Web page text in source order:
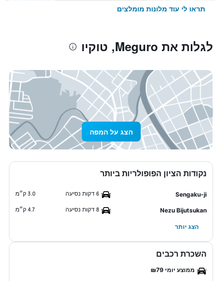
תראו לי עוד מלונות מומלצים
לגלות את Meguro, טוקיו
הצג על המפה
נקודות הציון הפופולריות ביותר
Sengaku-ji 6 דקות נסיעה 3.0 ק״מ
Nezu Bijutsukan 8 דקות נסיעה 4.7 ק״מ
הצג יותר
השכרת רכבים
ממוצע יומי ₪79